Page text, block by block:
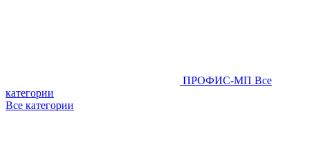
ПРОФИС-МП Все
категории
Все категории